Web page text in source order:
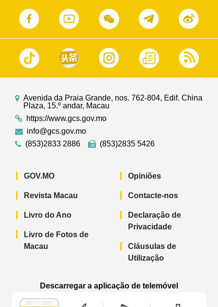
Avenida da Praia Grande, nos. 762-804, Edif. China
Plaza, 15.º andar, Macau
https://www.gcs.gov.mo
info@gcs.gov.mo
(853)2833 2886
(853)2835 5426
GOV.MO
Revista Macau
Livro do Ano
Livro de Fotos de
Macau
Opiniões
Contacte-nos
Declaração de
Privacidade
Cláusulas de
Utilização
Descarregar a aplicação de telemóvel